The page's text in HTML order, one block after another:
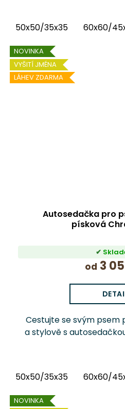
luxusní
50x50/35x35 60x60/
NOVINKA
VYŠITÍ JMÉNA
LÁHEV ZDARMA
Autosedačka pro
písková
od 3
Cestujte se svým psem
a stylově s
50x50/35x35
60x60/
NOVINKA